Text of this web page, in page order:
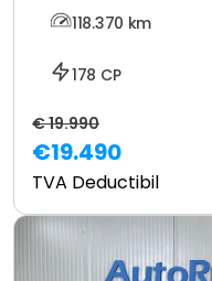
118.370 km
178 CP
€ 19.990
€19.490
TVA Deductibil